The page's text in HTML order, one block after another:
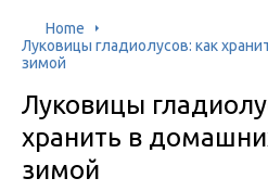
Home
Луковицы гладиолусов: как
зимой
Луковицы
хранить в
зимой